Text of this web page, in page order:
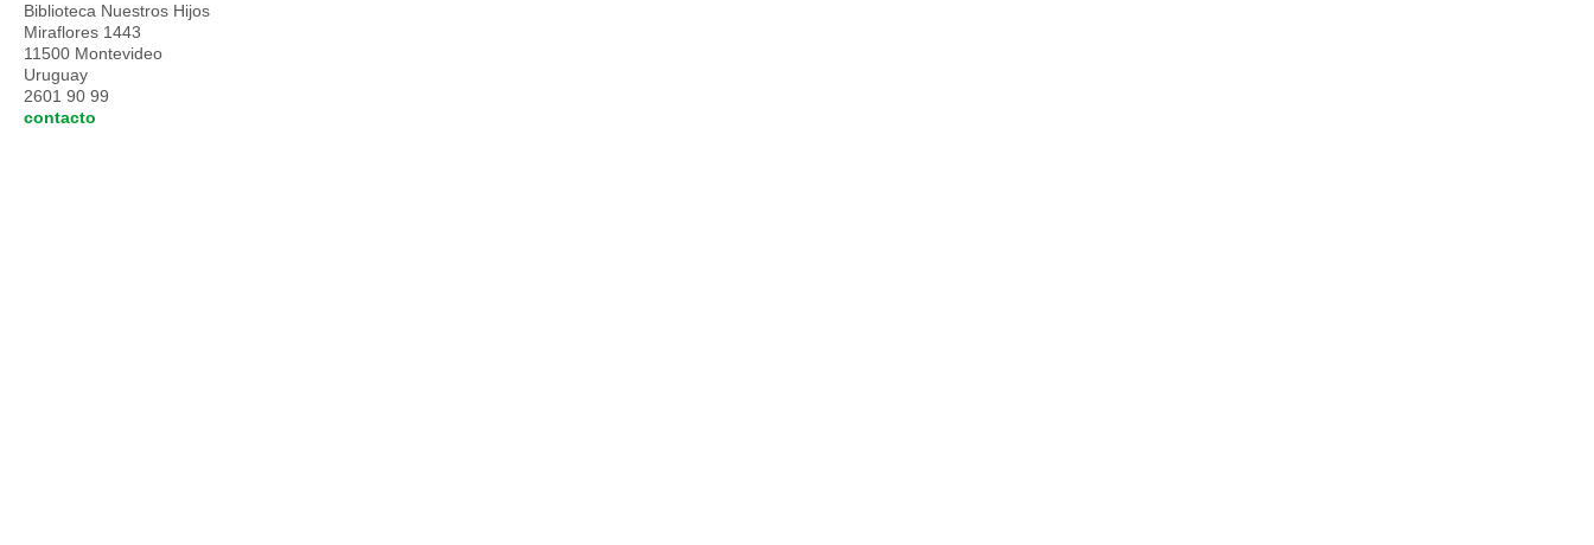
Biblioteca Nuestros Hijos
Miraflores 1443
11500 Montevideo
Uruguay
2601 90 99
contacto